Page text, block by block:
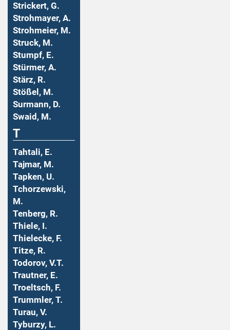
Strickert, G.
Strohmayer, A.
Strohmeier, M.
Struck, M.
Stumpf, E.
Stürmer, A.
Stärz, R.
Stößel, M.
Surmann, D.
Swaid, M.
T
Tahtali, E.
Tajmar, M.
Tapken, U.
Tchorzewski,
M.
Tenberg, R.
Thiele, I.
Thielecke, F.
Titze, R.
Todorov, V.T.
Trautner, E.
Troeltsch, F.
Trummler, T.
Turau, V.
Tyburzy, L.